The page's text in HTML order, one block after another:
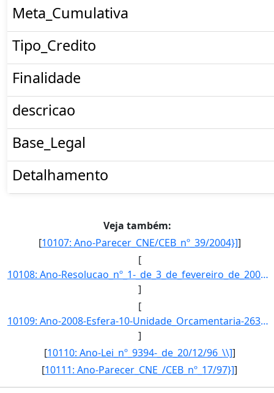
Meta_Cumulativa
Tipo_Credito
Finalidade
descricao
Base_Legal
Detalhamento
Veja também:
[10107: Ano-Parecer_CNE/CEB_nº_39/2004}]]
[
10108: Ano-Resolucao_nº_1-_de_3_de_fevereiro_de_2005.-Esfera-Esta_acao_e_implementada_diretamente_pelas_uni]
]
[
10109: Ano-2008-Esfera-10-Unidade_Orcamentaria-26347-Funcao-12-SubFuncao-363-Programa-1062-Acao-2992-Locali]
]
[10110: Ano-Lei_nº_9394-_de_20/12/96_\\]]
[10111: Ano-Parecer_CNE_/CEB_nº_17/97}]]